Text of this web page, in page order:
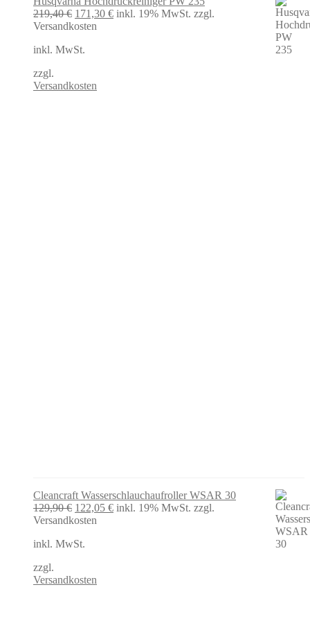
219,40€ Ursprünglicher
Preis
219,40 €
171,30 €Aktueller
inkl. 19% MwSt. zzgl.
Versandkosten
inkl. MwSt.
zzgl.
Versandkosten
Cleancraft Wasserschlauchaufroller WSAR 30
129,90€ Ursprünglicher
Preis
129,90 €
122,05 €Aktueller
inkl. 19% MwSt. zzgl.
Versandkosten
inkl. MwSt.
zzgl.
Versandkosten